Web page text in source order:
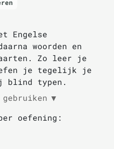
Engelse
woorden en
Zo leer je
je tegelijk je
blind typen.
gebruiken ▼
oefening: